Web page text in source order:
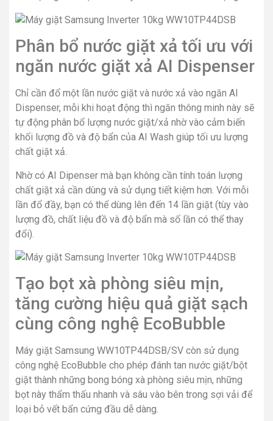
Phân bổ nước giặt xả tối ưu với
ngăn nước giặt xả AI Dispenser
Chỉ cần đổ một lần nước giặt và nước xả vào ngăn AI
Dispenser, mỗi khi hoạt động thì ngăn thông minh này sẽ
tự động phân bổ lượng nước giặt/xả nhờ vào cảm biến
khối lượng đồ và độ bẩn của AI Wash giúp tối ưu lượng
chất giặt xả.
Nhờ có AI Dipenser mà bạn không cần tính toán lượng
chất giặt xả cần dùng và sử dụng tiết kiệm hơn. Với mỗi
lần đổ đầy, bạn có thể dùng lên đến 14 lần giặt (tùy vào
lượng đồ, chất liệu đồ và độ bẩn mà số lần có thể thay
đổi).
Tạo bọt xà phòng siêu mịn,
tăng cường hiệu quả giặt sạch
cùng công nghệ EcoBubble
Máy giặt Samsung WW10TP44DSB/SV còn sử dụng
công nghệ EcoBubble cho phép đánh tan nước giặt/bột
giặt thành những bong bóng xà phòng siêu mịn, những
bọt này thẩm thấu nhanh và sâu vào bên trong sợi vải để
loại bỏ vết bẩn cứng đầu dễ dàng.